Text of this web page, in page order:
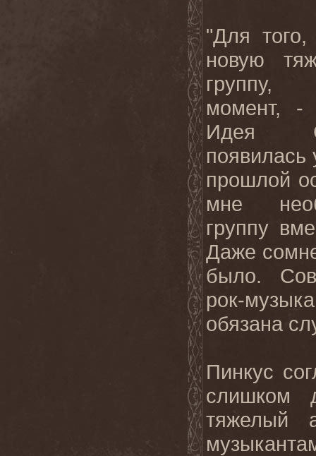
"Для
новую
группу,
момент, -
Идея
появилась
прошлой
мне
группу
Даже
было.
рок-
обязана
Пинкус
слишком
тяжелый